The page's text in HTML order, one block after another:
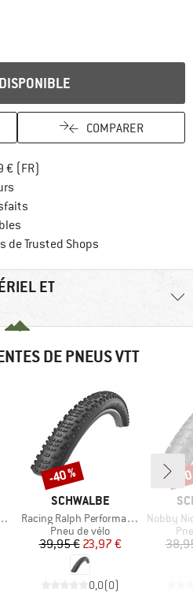
COMPARER
€ (FR)
de Trusted Shops
ET
DE PNEUS VTT
MARQUE
SCHWALBE
Article
Racing Ralph Performance TwinSkin Tubeless 29x2,25
Product group
Pneu de vélo
Prix
39,95 €Prix réduit
23,97 €
0,0(0)
Remise
-40 %
Article
Nobby Nic
-